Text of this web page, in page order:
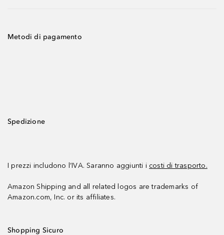
Metodi di pagamento
Spedizione
I prezzi includono l’IVA. Saranno aggiunti i costi di trasporto.
Amazon Shipping and all related logos are trademarks of
Amazon.com, Inc. or its affiliates.
Shopping Sicuro